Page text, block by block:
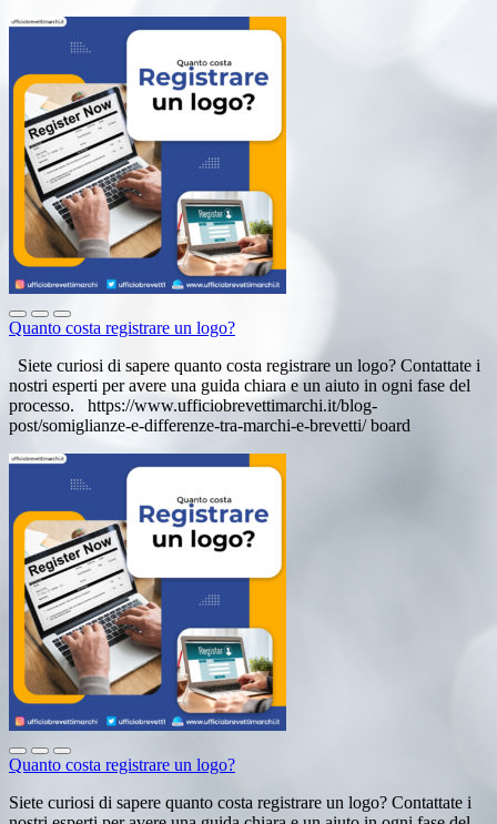
Quanto costa registrare un logo?
Siete curiosi di sapere quanto costa registrare un logo? Contattate i
nostri esperti per avere una guida chiara e un aiuto in ogni fase del
processo. https://www.ufficiobrevettimarchi.it/blog-
post/somiglianze-e-differenze-tra-marchi-e-brevetti/ board
Quanto costa registrare un logo?
Siete curiosi di sapere quanto costa registrare un logo? Contattate i